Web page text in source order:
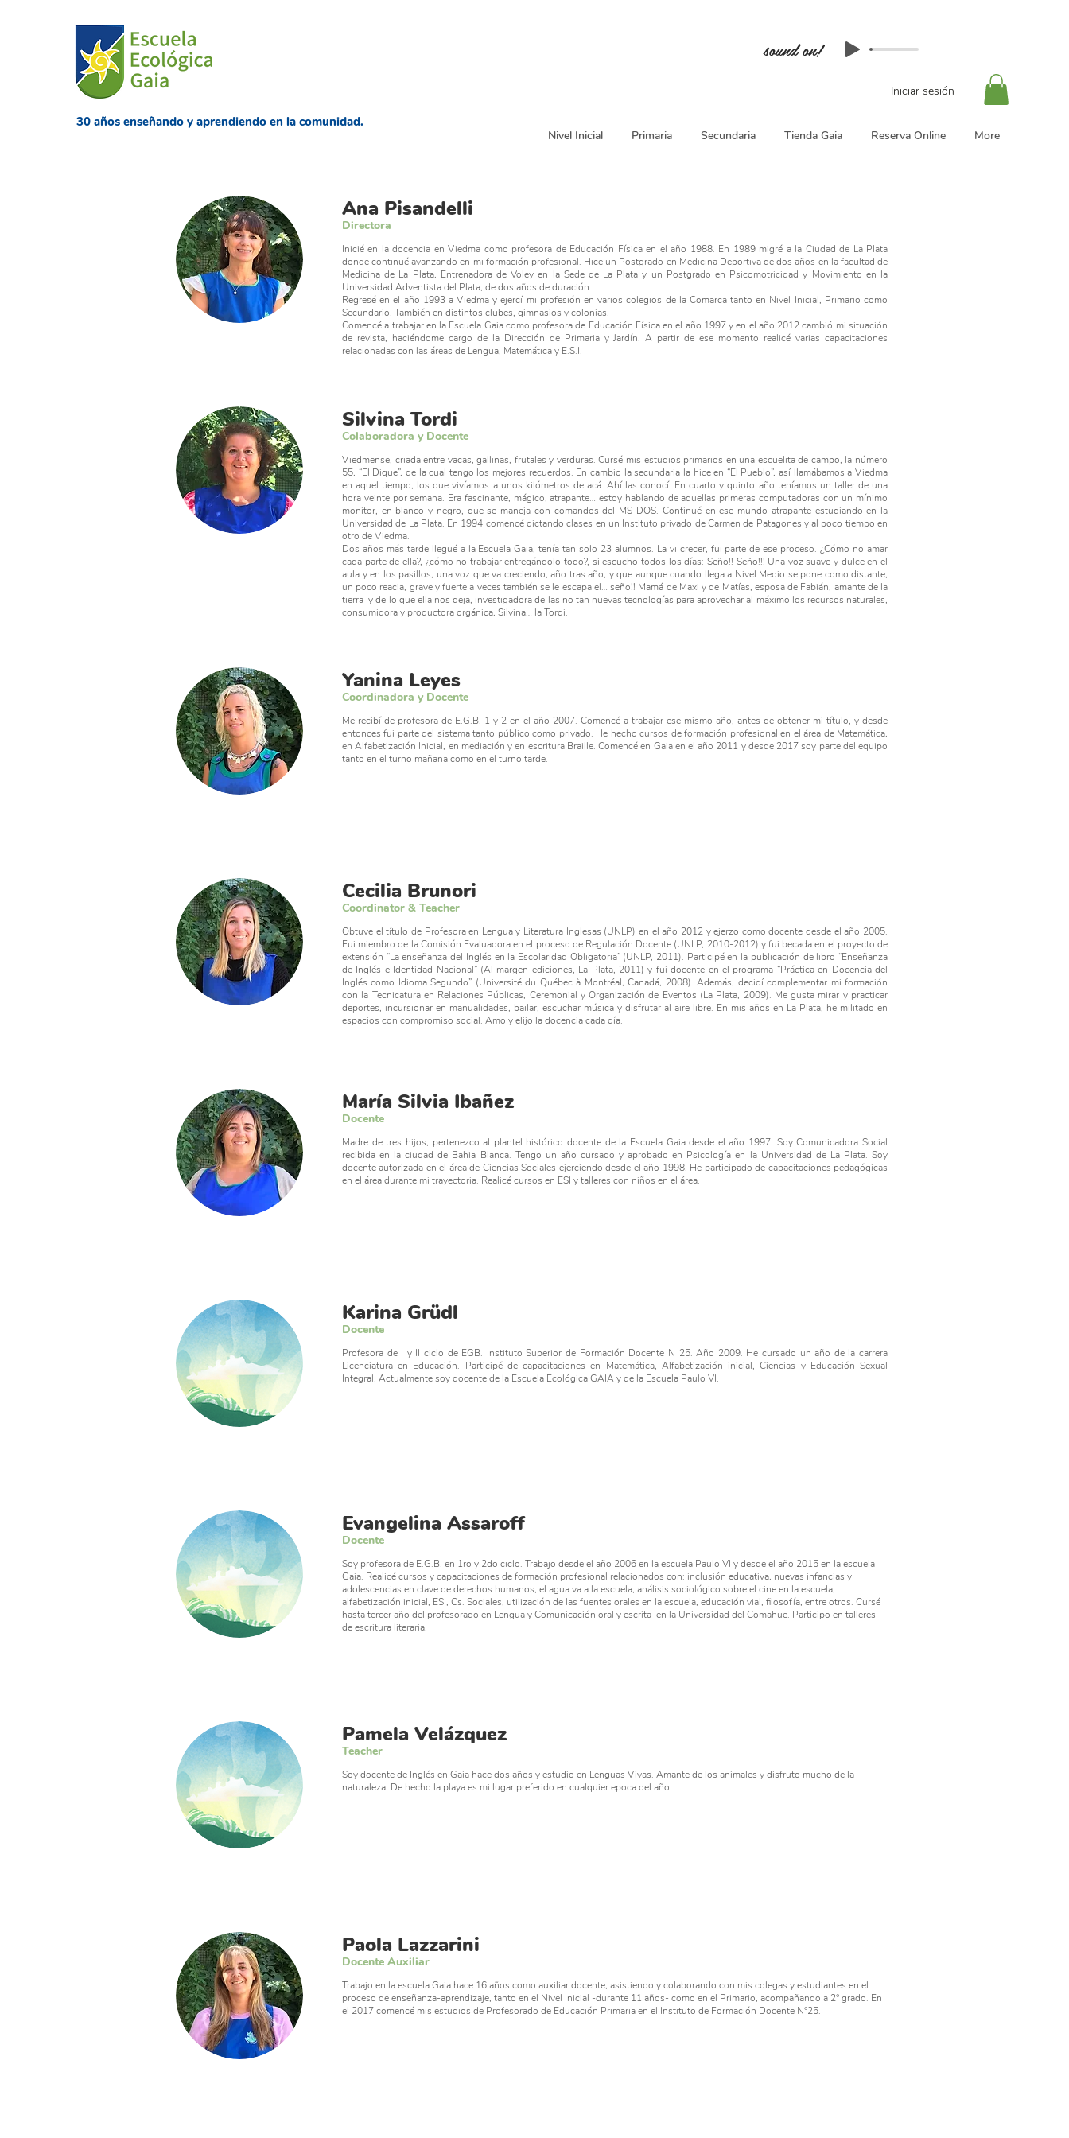
​30 años enseñando y aprendiendo en la comunidad.
sound on!
Iniciar sesión
Nivel Inicial Primaria Secundaria Tienda Gaia Reserva Online More
Directora
Ana Pisandelli
Inicié en la docencia en Viedma como profesora de Educación Física en el año 1988. En 1989 migré a la Ciudad de La Plata
donde continué avanzando en mi formación profesional. Hice un Postgrado en Medicina Deportiva de dos años en la facultad de
Medicina de La Plata, Entrenadora de Voley en la Sede de La Plata y un Postgrado en Psicomotricidad y Movimiento en la
Universidad Adventista del Plata, de dos años de duración.
Regresé en el año 1993 a Viedma y ejercí mi profesión en varios colegios de la Comarca tanto en Nivel Inicial, Primario como
Secundario. También en distintos clubes, gimnasios y colonias.
Comencé a trabajar en la Escuela Gaia como profesora de Educación Física en el año 1997 y en el año 2012 cambió mi situación
de revista, haciéndome cargo de la Dirección de Primaria y Jardín. A partir de ese momento realicé varias capacitaciones
relacionadas con las áreas de Lengua, Matemática y E.S.I.
Colaboradora y Docente
Silvina Tordi
Viedmense, criada entre vacas, gallinas, frutales y verduras. Cursé mis estudios primarios en una escuelita de campo, la número
55, “El Dique”, de la cual tengo los mejores recuerdos. En cambio la secundaria la hice en “El Pueblo”, así llamábamos a Viedma
en aquel tiempo, los que vivíamos a unos kilómetros de acá. Ahí las conocí. En cuarto y quinto año teníamos un taller de una
hora veinte por semana. Era fascinante, mágico, atrapante… estoy hablando de aquellas primeras computadoras con un mínimo
monitor, en blanco y negro, que se maneja con comandos del MS-DOS. Continué en ese mundo atrapante estudiando en la
Universidad de La Plata. En 1994 comencé dictando clases en un Instituto privado de Carmen de Patagones y al poco tiempo en
otro de Viedma.
Dos años más tarde llegué a la Escuela Gaia, tenía tan solo 23 alumnos. La vi crecer, fui parte de ese proceso. ¿Cómo no amar
cada parte de ella?, ¿cómo no trabajar entregándolo todo?, si escucho todos los días: Seño!! Seño!!! Una voz suave y dulce en el
aula y en los pasillos, una voz que va creciendo, año tras año, y que aunque cuando llega a Nivel Medio se pone como distante,
un poco reacia, grave y fuerte a veces también se le escapa el… seño!! Mamá de Maxi y de Matías, esposa de Fabián, amante de la
tierra y de lo que ella nos deja, investigadora de las no tan nuevas tecnologías para aprovechar al máximo los recursos naturales,
consumidora y productora orgánica, Silvina… la Tordi.
Coordinadora y Docente
Yanina Leyes
Me recibí de profesora de E.G.B. 1 y 2 en el año 2007. Comencé a trabajar ese mismo año, antes de obtener mi título, y desde
entonces fui parte del sistema tanto público como privado. He hecho cursos de formación profesional en el área de Matemática,
en Alfabetización Inicial, en mediación y en escritura Braille. Comencé en Gaia en el año 2011 y desde 2017 soy parte del equipo
tanto en el turno mañana como en el turno tarde.
Coordinator & Teacher
Cecilia Brunori
Obtuve el título de Profesora en Lengua y Literatura Inglesas (UNLP) en el año 2012 y ejerzo como docente desde el año 2005.
Fui miembro de la Comisión Evaluadora en el proceso de Regulación Docente (UNLP, 2010-2012) y fui becada en el proyecto de
extensión “La enseñanza del Inglés en la Escolaridad Obligatoria” (UNLP, 2011). Participé en la publicación de libro “Enseñanza
de Inglés e Identidad Nacional” (Al margen ediciones, La Plata, 2011) y fui docente en el programa “Práctica en Docencia del
Inglés como Idioma Segundo” (Université du Québec à Montréal, Canadá, 2008). Además, decidí complementar mi formación
con la Tecnicatura en Relaciones Públicas, Ceremonial y Organización de Eventos (La Plata, 2009). Me gusta mirar y practicar
deportes, incursionar en manualidades, bailar, escuchar música y disfrutar al aire libre. En mis años en La Plata, he militado en
espacios con compromiso social. Amo y elijo la docencia cada día.
Docente
María Silvia Ibañez
Madre de tres hijos, pertenezco al plantel histórico docente de la Escuela Gaia desde el año 1997. Soy Comunicadora Social
recibida en la ciudad de Bahia Blanca. Tengo un año cursado y aprobado en Psicología en la Universidad de La Plata. Soy
docente autorizada en el área de Ciencias Sociales ejerciendo desde el año 1998. He participado de capacitaciones pedagógicas
en el área durante mi trayectoria. Realicé cursos en ESI y talleres con niños en el área.
Docente
Karina Grüdl
Profesora de I y II ciclo de EGB. Instituto Superior de Formación Docente N 25. Año 2009. He cursado un año de la carrera
Licenciatura en Educación. Participé de capacitaciones en Matemática, Alfabetización inicial, Ciencias y Educación Sexual
Integral. Actualmente soy docente de la Escuela Ecológica GAIA y de la Escuela Paulo VI.
Docente
Evangelina Assaroff
Soy profesora de E.G.B. en 1ro y 2do ciclo. Trabajo desde el año 2006 en la escuela Paulo VI y desde el año 2015 en la escuela
Gaia. Realicé cursos y capacitaciones de formación profesional relacionados con: inclusión educativa, nuevas infancias y
adolescencias en clave de derechos humanos, el agua va a la escuela, análisis sociológico sobre el cine en la escuela,
alfabetización inicial, ESI, Cs. Sociales, utilización de las fuentes orales en la escuela, educación vial, filosofía, entre otros. Cursé
hasta tercer año del profesorado en Lengua y Comunicación oral y escrita en la Universidad del Comahue. Participo en talleres
de escritura literaria.
Teacher
Pamela Velázquez
Soy docente de Inglés en Gaia hace dos años y estudio en Lenguas Vivas. Amante de los animales y disfruto mucho de la
naturaleza. De hecho la playa es mi lugar preferido en cualquier epoca del año.
Docente Auxiliar
Paola Lazzarini
Trabajo en la escuela Gaia hace 16 años como auxiliar docente, asistiendo y colaborando con mis colegas y estudiantes en el
proceso de enseñanza-aprendizaje, tanto en el Nivel Inicial -durante 11 años- como en el Primario, acompañando a 2° grado. En
el 2017 comencé mis estudios de Profesorado de Educación Primaria en el Instituto de Formación Docente N°25.